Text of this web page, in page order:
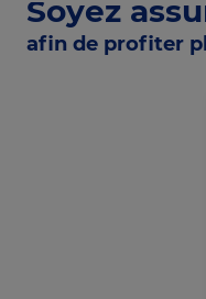
Soyez
afin de profiter